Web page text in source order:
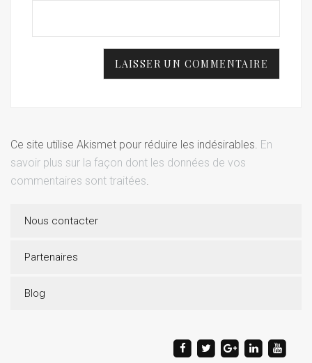
Ce site utilise Akismet pour réduire les indésirables. En
savoir plus sur la façon dont les données de vos
commentaires sont traitées.
Nous contacter
Partenaires
Blog